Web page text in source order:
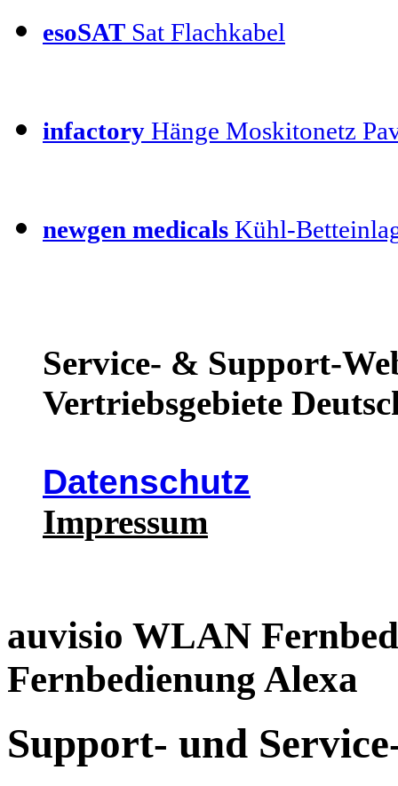
esoSAT Sat Flachkabel
infactory Hänge Moskitonetz
newgen medicals Kühl-
Service- & Support-
Vertriebsgebiete
Datenschutz
Impressum
auvisio WLAN
Fernbedienung Alexa
Support- und